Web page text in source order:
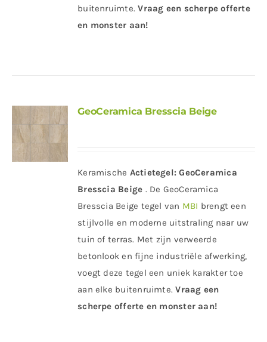
buitenruimte.Vraag een scherpe offerte
en monster aan!
GeoCeramica Bresscia Beige
Keramische Actietegel: GeoCeramica
Bresscia Beige . De GeoCeramica
Bresscia Beige tegel van MBI brengt een
stijlvolle en moderne uitstraling naar uw
tuin of terras. Met zijn verweerde
betonlook en fijne industriële afwerking,
voegt deze tegel een uniek karakter toe
aan elke buitenruimte.Vraag een
scherpe offerte en monster aan!